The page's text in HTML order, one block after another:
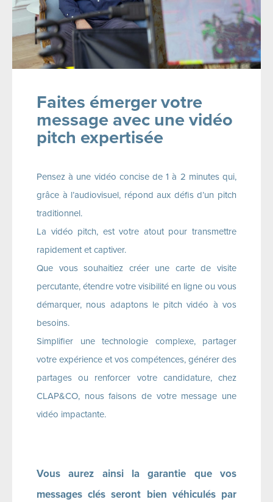
Faites émerger votre
message avec une vidéo
pitch expertisée
Pensez à une vidéo concise de 1 à 2 minutes qui,
grâce à l’audiovisuel, répond aux défis d’un pitch
traditionnel.
La vidéo pitch, est votre atout pour transmettre
rapidement et captiver.
Que vous souhaitiez créer une carte de visite
percutante, étendre votre visibilité en ligne ou vous
démarquer, nous adaptons le pitch vidéo à vos
besoins.
Simplifier une technologie complexe, partager
votre expérience et vos compétences, générer des
partages ou renforcer votre candidature, chez
CLAP&CO, nous faisons de votre message une
vidéo impactante.
Vous aurez ainsi la garantie que vos
messages clés seront bien véhiculés par